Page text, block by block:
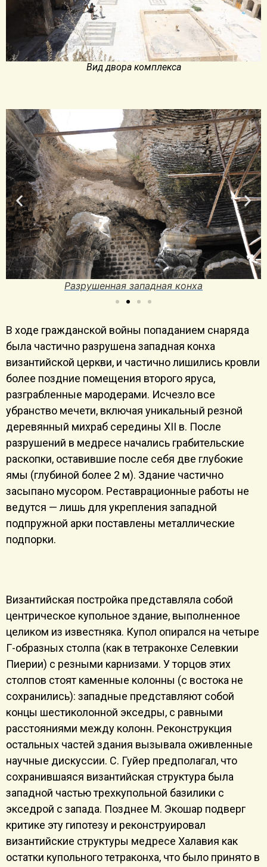
Вид двора комплекса
Обнажившиеся кладки западной конхи
В ходе гражданской войны попаданием снаряда
была частично разрушена западная конха
византийской церкви, и частично лишились кровли
более поздние помещения второго яруса,
разграбленные мародерами. Исчезло все
убранство мечети, включая уникальный резной
деревянный михраб середины XII в. После
разрушений в медресе начались грабительские
раскопки, оставившие после себя две глубокие
ямы (глубиной более 2 м). Здание частично
засыпано мусором. Реставрационные работы не
ведутся — лишь для укрепления западной
подпружной арки поставлены металлические
подпорки.
Византийская постройка представляла собой
центрическое купольное здание, выполненное
целиком из известняка. Купол опирался на четыре
Г-образных столпа (как в тетраконхе Селевкии
Пиерии) с резными карнизами. У торцов этих
столпов стоят каменные колонны (с востока не
сохранились): западные представляют собой
концы шестиколонной экседры, с равными
расстояниями между колонн. Реконструкция
остальных частей здания вызывала оживленные
научные дискуссии. С. Гуйер предполагал, что
сохранившаяся византийская структура была
западной частью трехкупольной базилики с
экседрой с запада. Позднее М. Экошар подверг
критике эту гипотезу и реконструировал
византийские структуры медресе Халавия как
остатки купольного тетраконха, что было принято в